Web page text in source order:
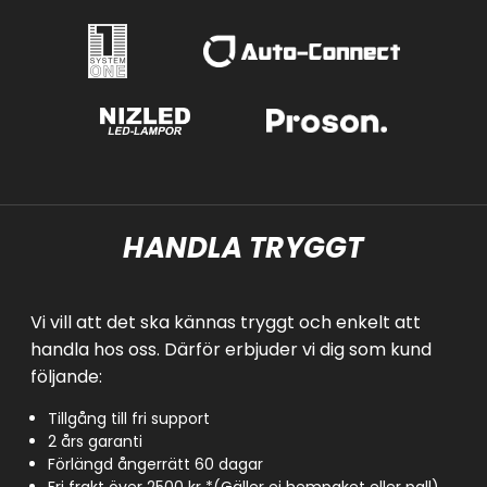
HANDLA TRYGGT
Vi vill att det ska kännas tryggt och enkelt att
handla hos oss. Därför erbjuder vi dig som kund
följande:
Tillgång till fri support
2 års garanti
Förlängd ångerrätt 60 dagar